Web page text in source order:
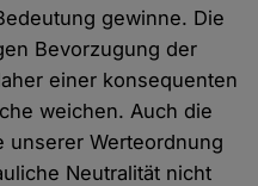
gewinne. Die
Bevorzugung der
einer konsequenten
weichen. Auch die
unserer Werteordnung
Neutralität nicht